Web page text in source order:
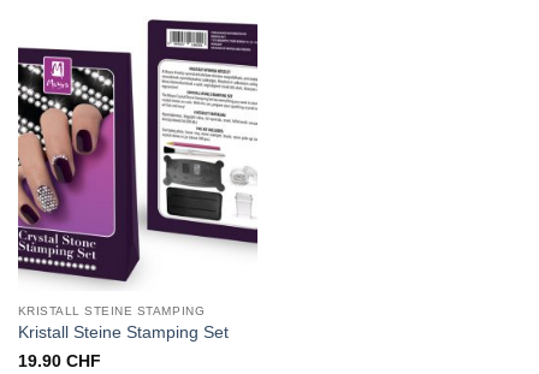
KRISTALL STEINE STAMPING
Kristall Steine Stamping Set
19.90 CHF